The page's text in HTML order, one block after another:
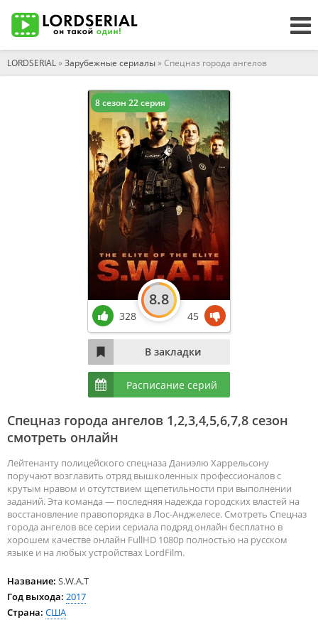
LORDSERIAL»Зарубежные сериалы» Спецназ города ангелов
Спецназ города ангелов 1,2,3,4,5,6,7,8 сезон
смотреть онлайн
Лейтенанту полицейского спецназа Даниэлю Харрельсону
поручают возглавить отряд вышколенных профессионалов с
крутым нравом и отсутствием щепетильности при выполнении
заданий. Эта команда — последняя надежда городских властей на
восстановление правопорядка в Лос-Анджелесе. Смотреть Спецназ
города ангелов все серии сериала подряд онлайн бесплатно в
хорошем качестве онлайн FullHD 1080p полностью на русском
языке и на любых устройствах LordFilm.
Название: S.W.A.T
Год выхода: 2017
Страна: США
8 сезон 22 серия
328
8.8
45
Расписание серий